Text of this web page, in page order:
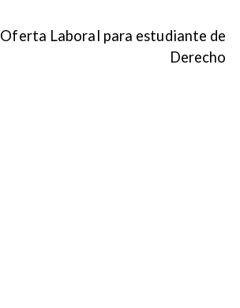
Oferta Laboral para estudiante de
Derecho